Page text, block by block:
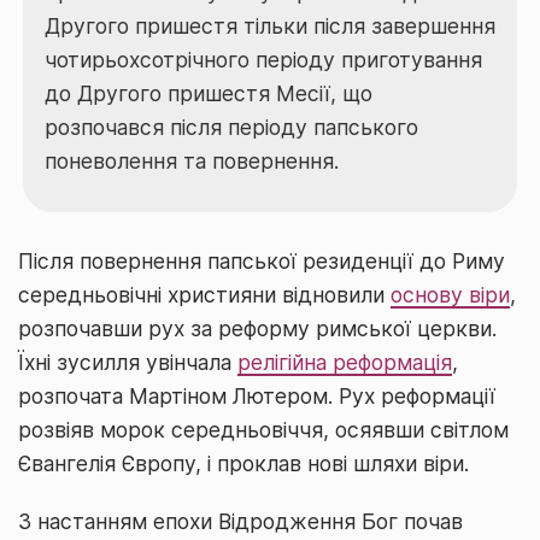
Другого пришестя тільки після завершення
чотирьохсотрічного періоду приготування
до Другого пришестя Месії, що
розпочався після періоду папського
поневолення та повернення.
Після повернення папської резиденції до Риму
середньовічні християни відновили основу віри,
розпочавши рух за реформу римської церкви.
Їхні зусилля увінчала релігійна реформація,
розпочата Мартіном Лютером. Рух реформації
розвіяв морок середньовіччя, осяявши світлом
Євангелія Європу, і проклав нові шляхи віри.
З настанням епохи Відродження Бог почав